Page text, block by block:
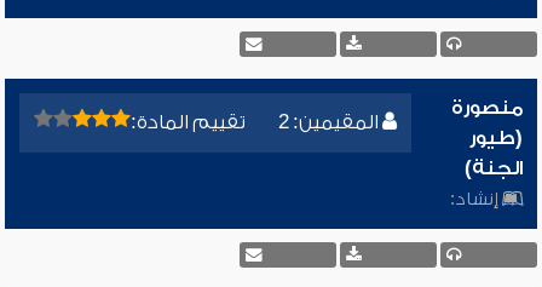
المقيمين: 2 تقييم المادة:
منصورة
(طيور
الجنة)
إنشاد: